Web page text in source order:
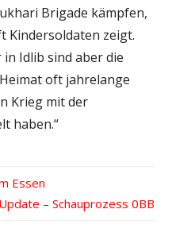
Brigade kämpfen,
Kindersoldaten zeigt.
Idlib sind aber die
oft jahrelange
Krieg mit der
haben.“
Essen
– Schauprozess